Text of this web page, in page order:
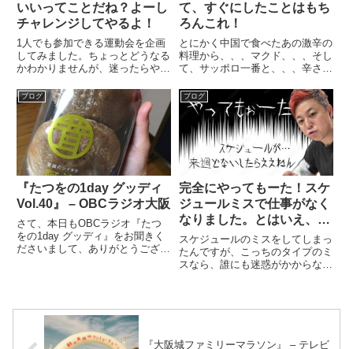
いいってことだね？よーし
チャレンジしてやるよ！
1人でも参加できる運動会を企画
してみました。ちょっとどうなる
かわかりませんが、迷ったらやっ
もしお時間空いてれば、混ざって
くれたらハッピーです。
て、すぐにしたことはもち
ろんこれ！
とにかく中国で食べたあの激辛の
料理から、、、マクド、、、そし
て、サッポロ一番と、、、辛さの
た、、しかしながら、日本に戻っ
て来て、まずやることは１つしか
ない！日本で日本食を食べる！も
うこれに限ります。美味しい日本
食...
ブログ
『たつをの1day グッディ
Vol.40』 – OBCラジオ大阪
さて、本日もOBCラジオ『たつ
をの1day グッディ』をお聞きく
ださいまして、ありがとうござい
ご美味しいよなぁ〜♪とにか...
ブログ
完全にやってもーた！スケ
ジュールミスで仕事がなく
なりました。とはいえ、い
い仲間と仕事ができてい
て、ただただ感謝です。
スケジュールのミスをしてしまっ
たんですが、こっちのタイプのミ
スなら、誰にも迷惑がかからない
『大阪城ファミリーマラソン』 – テレビ